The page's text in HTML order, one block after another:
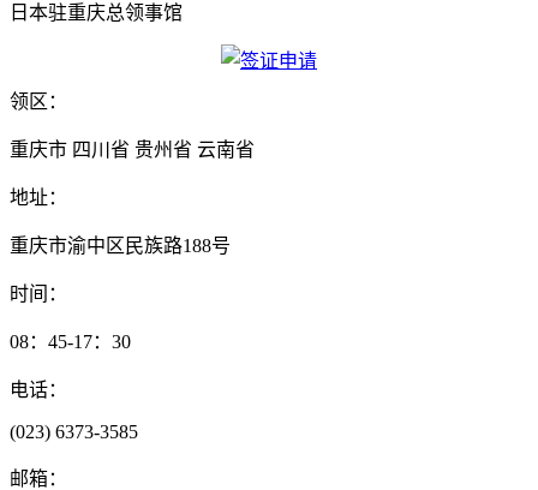
日本驻重庆总领事馆
领区：
重庆市 四川省 贵州省 云南省
地址：
重庆市渝中区民族路188号
时间：
08：45-17：30
电话：
(023) 6373-3585
邮箱：